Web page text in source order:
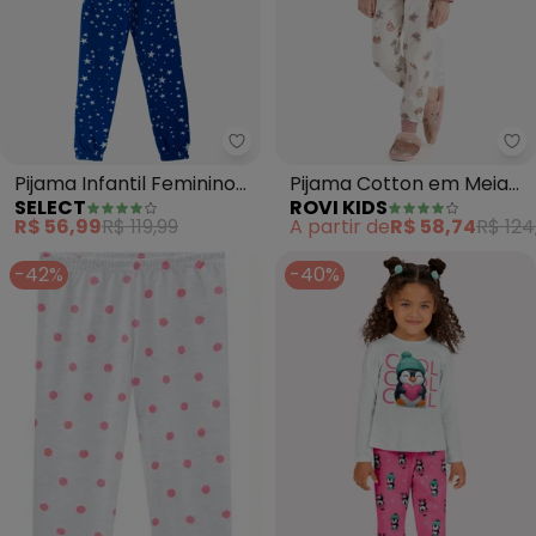
Select - Pijama Infantil
Pijama Infantil Feminino
Estapado (Azul)
SELECT
R$ 56,99R$ 119,99
Pijama Cotton em Meia
Malha (Rosa)
ROVI KIDS
A partir deR$ 58,74R$
-42%
-40%